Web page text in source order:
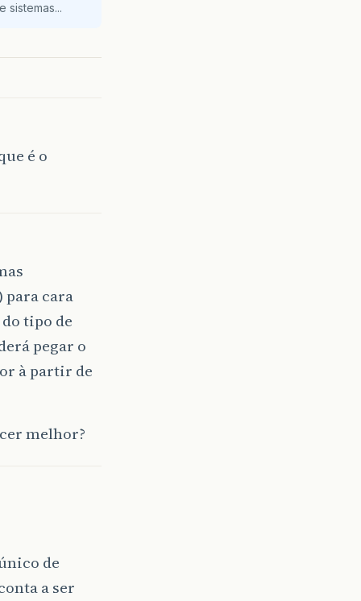
));
sistemas...
é o
cara
tipo de
pegar o
à partir de
melhor?
de
a ser